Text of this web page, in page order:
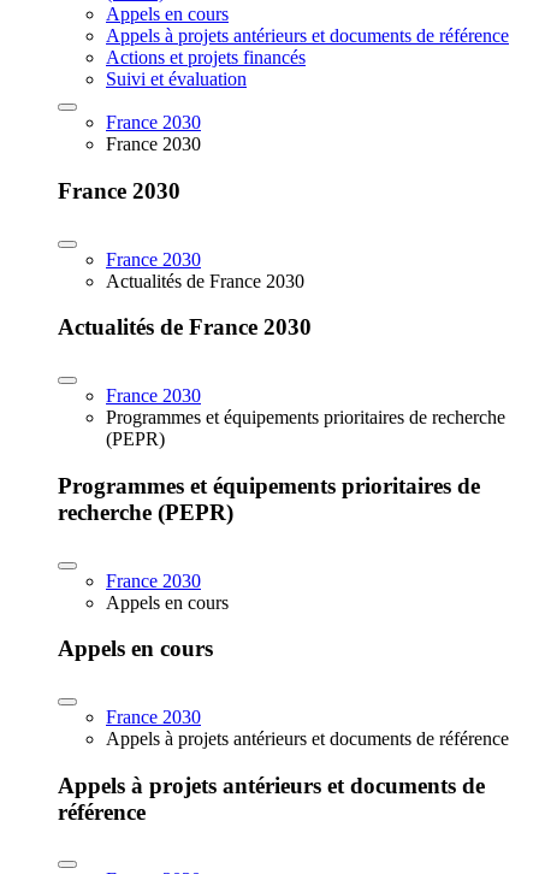
Appels en cours
Appels à projets antérieurs et documents de référence
Actions et projets financés
Suivi et évaluation
France 2030
France 2030
France 2030
France 2030
Actualités de France 2030
Actualités de France 2030
France 2030
Programmes et équipements prioritaires de recherche
(PEPR)
Programmes et équipements prioritaires de
recherche (PEPR)
France 2030
Appels en cours
Appels en cours
France 2030
Appels à projets antérieurs et documents de référence
Appels à projets antérieurs et documents de
référence